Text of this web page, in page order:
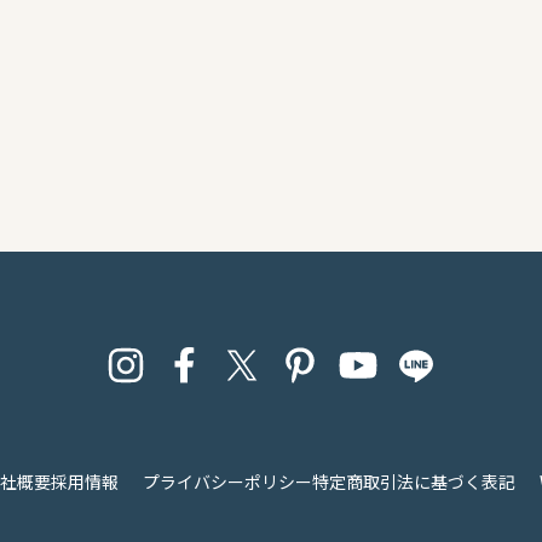
概要採用情報 プライバシーポリシー特定商取引法に基づく表記